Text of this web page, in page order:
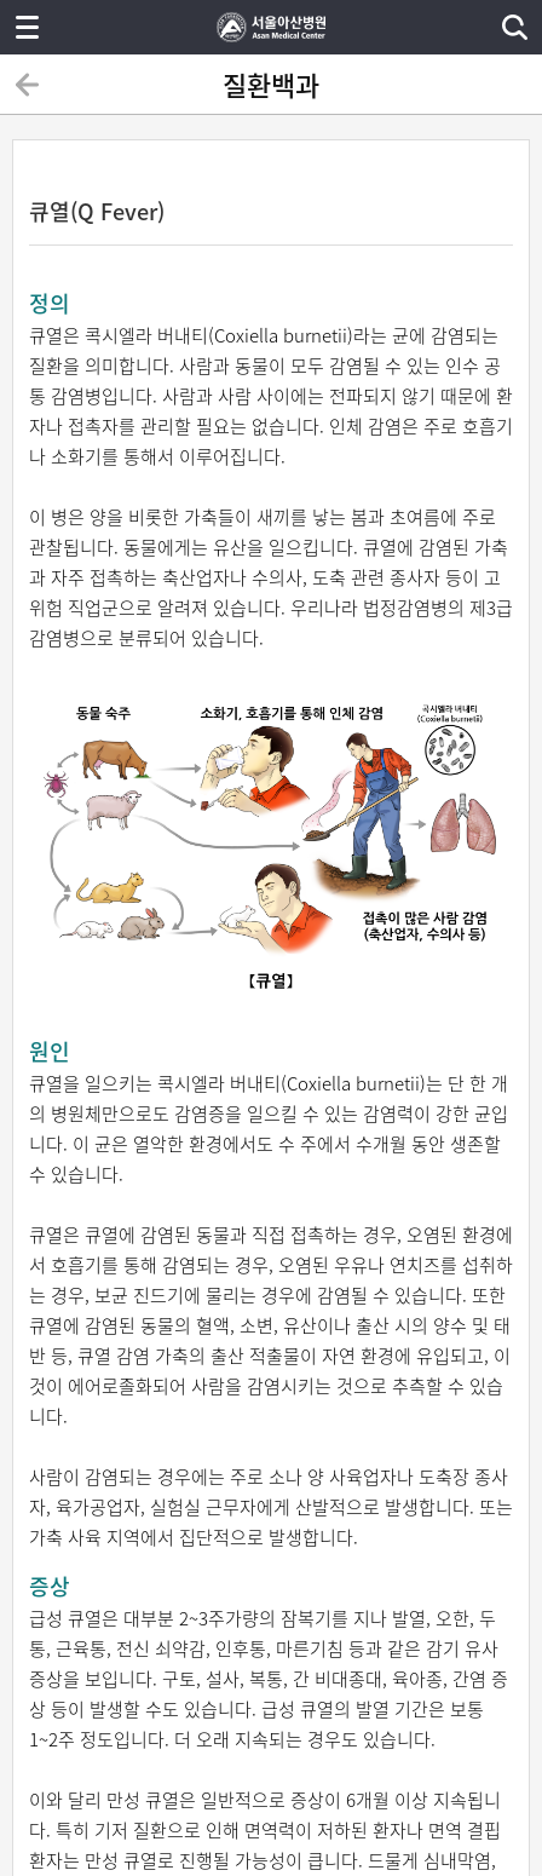
질환백과
큐열(Q Fever)
정의
큐열은 콕시엘라 버내티(Coxiella burnetii)라는 균에 감염되는
질환을 의미합니다. 사람과 동물이 모두 감염될 수 있는 인수 공
통 감염병입니다. 사람과 사람 사이에는 전파되지 않기 때문에 환
자나 접촉자를 관리할 필요는 없습니다. 인체 감염은 주로 호흡기
나 소화기를 통해서 이루어집니다.
이 병은 양을 비롯한 가축들이 새끼를 낳는 봄과 초여름에 주로
관찰됩니다. 동물에게는 유산을 일으킵니다. 큐열에 감염된 가축
과 자주 접촉하는 축산업자나 수의사, 도축 관련 종사자 등이 고
위험 직업군으로 알려져 있습니다. 우리나라 법정감염병의 제3급
감염병으로 분류되어 있습니다.
원인
큐열을 일으키는 콕시엘라 버내티(Coxiella burnetii)는 단 한 개
의 병원체만으로도 감염증을 일으킬 수 있는 감염력이 강한 균입
니다. 이 균은 열악한 환경에서도 수 주에서 수개월 동안 생존할
수 있습니다.
큐열은 큐열에 감염된 동물과 직접 접촉하는 경우, 오염된 환경에
서 호흡기를 통해 감염되는 경우, 오염된 우유나 연치즈를 섭취하
는 경우, 보균 진드기에 물리는 경우에 감염될 수 있습니다. 또한
큐열에 감염된 동물의 혈액, 소변, 유산이나 출산 시의 양수 및 태
반 등, 큐열 감염 가축의 출산 적출물이 자연 환경에 유입되고, 이
것이 에어로졸화되어 사람을 감염시키는 것으로 추측할 수 있습
니다.
사람이 감염되는 경우에는 주로 소나 양 사육업자나 도축장 종사
자, 육가공업자, 실험실 근무자에게 산발적으로 발생합니다. 또는
가축 사육 지역에서 집단적으로 발생합니다.
증상
급성 큐열은 대부분 2~3주가량의 잠복기를 지나 발열, 오한, 두
통, 근육통, 전신 쇠약감, 인후통, 마른기침 등과 같은 감기 유사
증상을 보입니다. 구토, 설사, 복통, 간 비대종대, 육아종, 간염 증
상 등이 발생할 수도 있습니다. 급성 큐열의 발열 기간은 보통
1~2주 정도입니다. 더 오래 지속되는 경우도 있습니다.
이와 달리 만성 큐열은 일반적으로 증상이 6개월 이상 지속됩니
다. 특히 기저 질환으로 인해 면역력이 저하된 환자나 면역 결핍
환자는 만성 큐열로 진행될 가능성이 큽니다. 드물게 심내막염,